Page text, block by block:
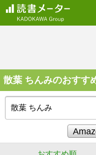
散葉 ちんみのおすす